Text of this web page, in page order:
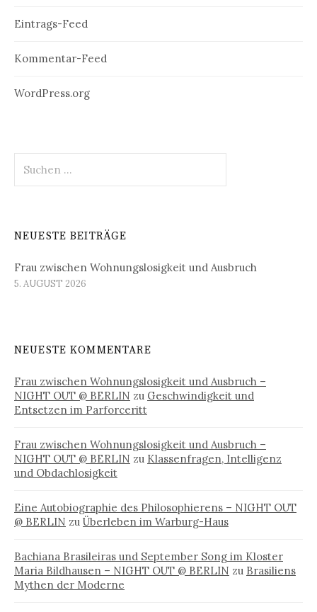
Eintrags-Feed
Kommentar-Feed
WordPress.org
nach:
NEUESTE BEITRÄGE
Frau zwischen Wohnungslosigkeit und Ausbruch
5. AUGUST 2026
NEUESTE KOMMENTARE
Frau zwischen Wohnungslosigkeit und Ausbruch –
NIGHT OUT @ BERLIN zu Geschwindigkeit und
Entsetzen im Parforceritt
Frau zwischen Wohnungslosigkeit und Ausbruch –
NIGHT OUT @ BERLIN zu Klassenfragen, Intelligenz
und Obdachlosigkeit
Eine Autobiographie des Philosophierens – NIGHT OUT
@ BERLIN zu Überleben im Warburg-Haus
Bachiana Brasileiras und September Song im Kloster
Maria Bildhausen – NIGHT OUT @ BERLIN zu Brasiliens
Mythen der Moderne